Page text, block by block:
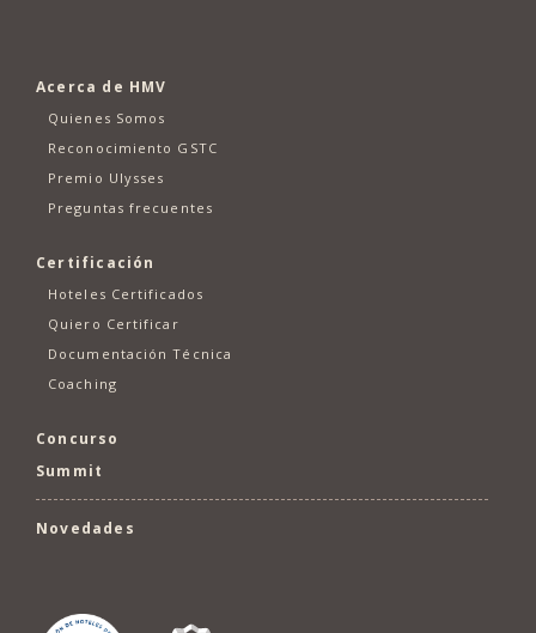
Acerca de HMV
Quienes Somos
Reconocimiento GSTC
Premio Ulysses
Preguntas frecuentes
Certificación
Hoteles Certificados
Quiero Certificar
Documentación Técnica
Coaching
Concurso
Summit
Novedades